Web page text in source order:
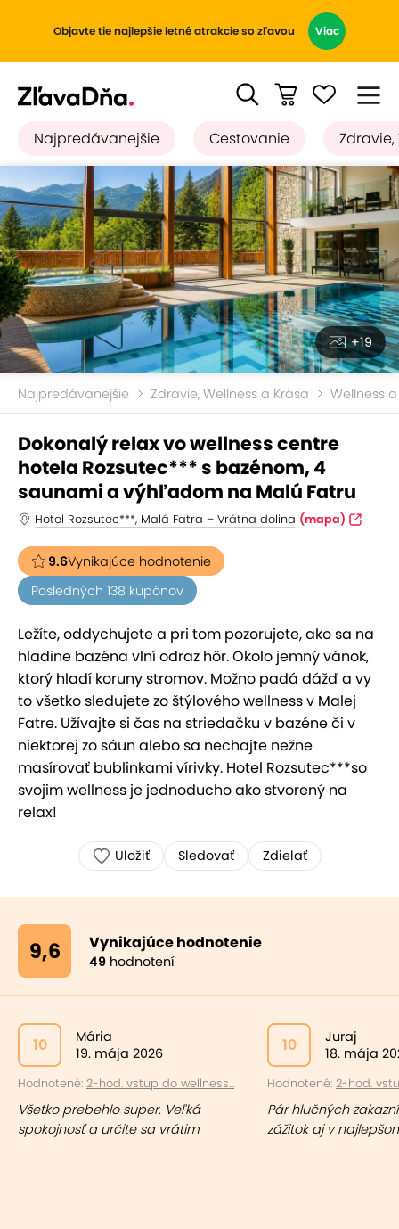
Objavte tie najlepšie letné atrakcie so zľavou Viac
Najpredávanejšie Cestovanie Zdravie,
+19
Najpredávanejšie Zdravie, Wellness a Krása Wellness
Dokonalý relax vo wellness centre
hotela Rozsutec*** s bazénom, 4
saunami a výhľadom na Malú Fatru
Hotel Rozsutec***, Malá Fatra – Vrátna dolina (mapa)
9.6Vynikajúce hodnotenie
Posledných 138 kupónov
Ležíte, oddychujete a pri tom pozorujete, ako sa na
hladine bazéna vlní odraz hôr. Okolo jemný vánok,
ktorý hladí koruny stromov. Možno padá dážď a vy
to všetko sledujete zo štýlového wellness v Malej
Fatre. Užívajte si čas na striedačku v bazéne či v
niektorej zo sáun alebo sa nechajte nežne
masírovať bublinkami vírivky. Hotel Rozsutec***so
svojim wellness je jednoducho ako stvorený na
relax!
Uložiť Sledovať Zdielať
9,6 Vynikajúce hodnotenie
49 hodnotení
10
Mária
19. mája 2026
Hodnotené: 2-hod. vstup do wellness...
Všetko prebehlo super. Veľká
spokojnosť a určite sa vrátim
10
Juraj
18. mája
Hodnotené: 2-hod.
Pár hlučných
zážitok aj v